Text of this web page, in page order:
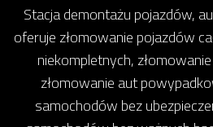
Stacja demontażu pojazdów,
oferuje złomowanie pojazdów
niekompletnych,
złomowanie aut
samochodów bez